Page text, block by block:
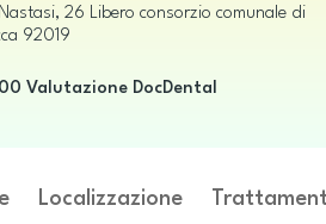
26 Libero consorzio comunale di
92019
Valutazione DocDental
Localizzazione